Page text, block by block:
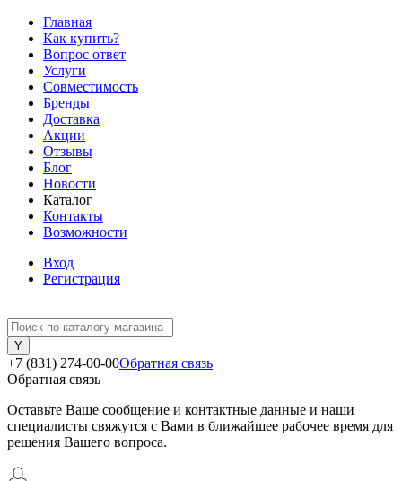
Главная
Как купить?
Вопрос ответ
Услуги
Совместимость
Бренды
Доставка
Акции
Отзывы
Блог
Новости
Каталог
Контакты
Возможности
Вход
Регистрация
+7 (831) 274-00-00Обратная связь
Обратная связь
Оставьте Ваше сообщение и контактные данные и наши
специалисты свяжутся с Вами в ближайшее рабочее время для
решения Вашего вопроса.